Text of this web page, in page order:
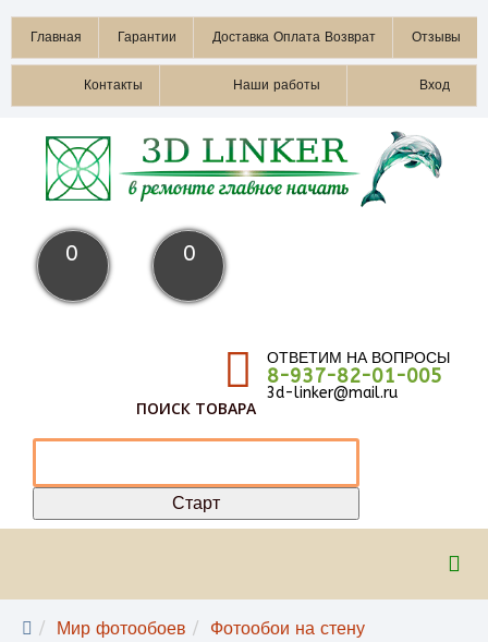
Главная Гарантии Доставка Оплата Возврат Отзывы
Контакты Наши работы Вход
0 0
ОТВЕТИМ НА ВОПРОСЫ
8-937-82-01-005
3d-linker@mail.ru
ПОИСК ТОВАРА
Мир фотообоев
Фотообои на стену